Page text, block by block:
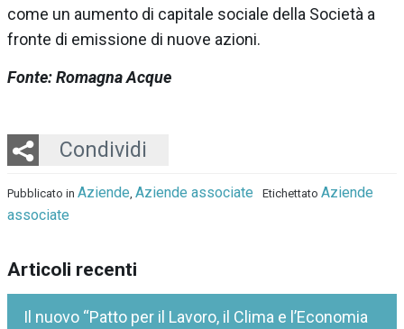
come un aumento di capitale sociale della Società a
fronte di emissione di nuove azioni.
Fonte: Romagna Acque
Condividi
Twitter
LinkedIn
Email
Whatsapp
Pubblicato in Aziende, Aziende associate Etichettato Aziende
associate
Articoli recenti
Il nuovo “Patto per il Lavoro, il Clima e l’Economia